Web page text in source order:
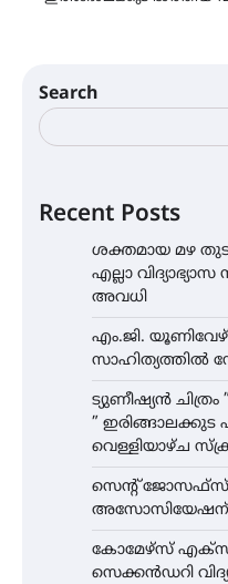
Search
Recent Posts
ശക്തമായ മഴ
എല്ലാ
അവധി
എം.ജി.
സാഹിത്യത്തിൽ
ട്യുണീഷ്യൻ
” ഇരിങ്ങാലക്കുട
വെള്ളിയാഴ്ച
സെന്റ്
അസോസിയേഷന്
കോമേഴ്സ്
സെക്കൻഡറി